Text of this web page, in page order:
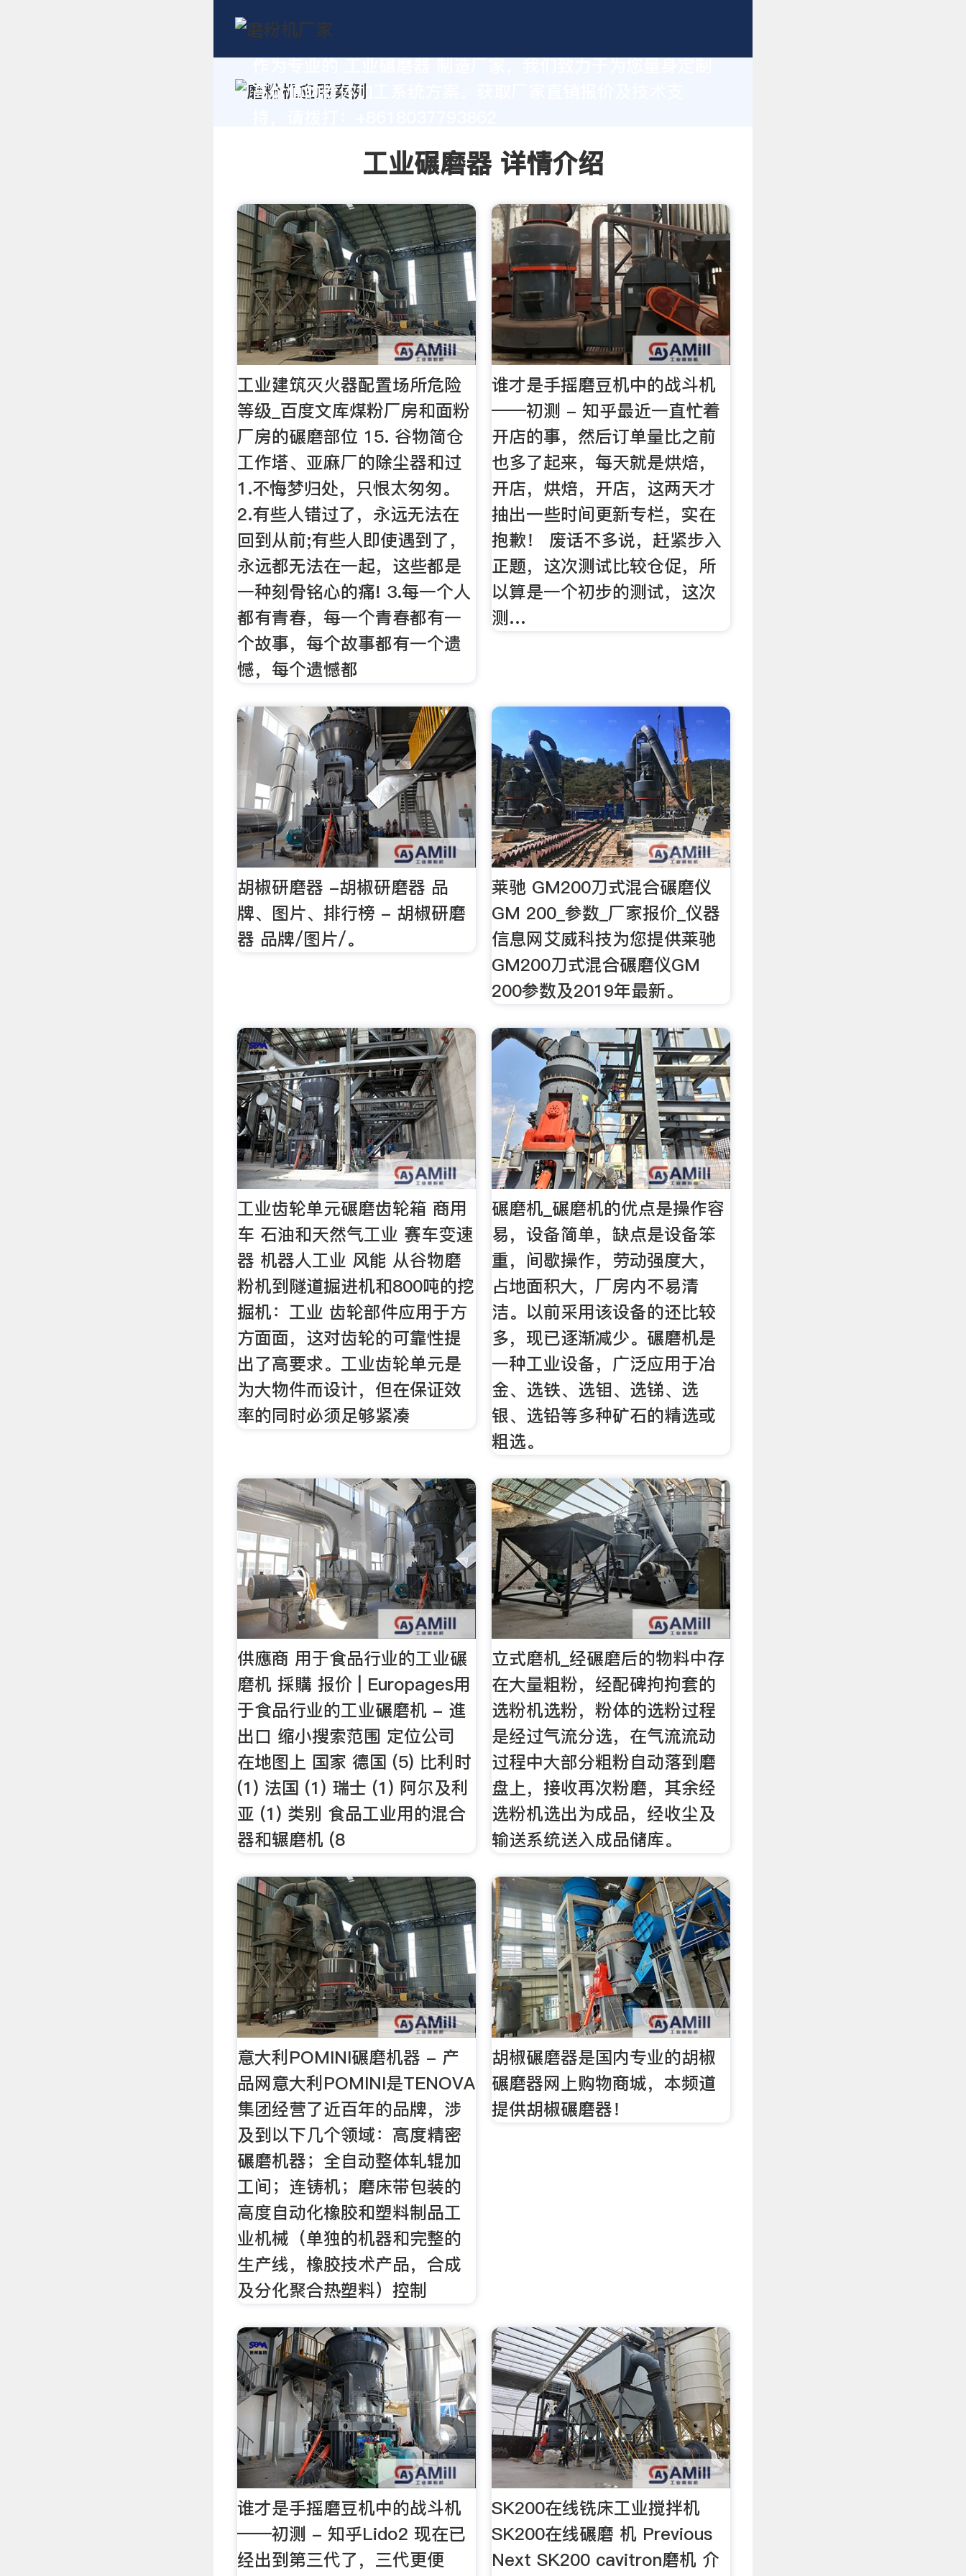
高价值的粉体加工系统方案。获取厂家直销报价及技术支
工业碾磨器 详情介绍
工业建筑灭火器配置场所危险
等级_百度文库煤粉厂房和面粉
厂房的碾磨部位 15. 谷物简仓
工作塔、亚麻厂的除尘器和过
1.不悔梦归处，只恨太匆匆。
2.有些人错过了，永远无法在
回到从前;有些人即使遇到了，
永远都无法在一起，这些都是
一种刻骨铭心的痛! 3.每一个人
都有青春，每一个青春都有一
个故事，每个故事都有一个遗
憾，每个遗憾都
谁才是手摇磨豆机中的战斗机
——初测 - 知乎最近一直忙着
开店的事，然后订单量比之前
也多了起来，每天就是烘焙，
开店，烘焙，开店，这两天才
抽出一些时间更新专栏，实在
抱歉！ 废话不多说，赶紧步入
正题，这次测试比较仓促，所
以算是一个初步的测试，这次
测…
胡椒研磨器 -胡椒研磨器 品
牌、图片、排行榜 - 胡椒研磨
器 品牌/图片/。
莱驰 GM200刀式混合碾磨仪
GM 200_参数_厂家报价_仪器
信息网艾威科技为您提供莱驰
GM200刀式混合碾磨仪GM
200参数及2019年最新。
工业齿轮单元碾磨齿轮箱 商用
车 石油和天然气工业 赛车变速
器 机器人工业 风能 从谷物磨
粉机到隧道掘进机和800吨的挖
掘机：工业 齿轮部件应用于方
方面面，这对齿轮的可靠性提
出了高要求。工业齿轮单元是
为大物件而设计，但在保证效
率的同时必须足够紧凑
碾磨机_碾磨机的优点是操作容
易，设备简单，缺点是设备笨
重，间歇操作，劳动强度大，
占地面积大，厂房内不易清
洁。以前采用该设备的还比较
多，现已逐渐减少。碾磨机是
一种工业设备，广泛应用于冶
金、选铁、选钼、选锑、选
银、选铅等多种矿石的精选或
粗选。
供應商 用于食品行业的工业碾
磨机 採購 报价 | Europages用
于食品行业的工业碾磨机 - 進
出口 缩小搜索范围 定位公司
在地图上 国家 德国 (5) 比利时
(1) 法国 (1) 瑞士 (1) 阿尔及利
亚 (1) 类别 食品工业用的混合
器和辗磨机 (8
立式磨机_经碾磨后的物料中存
在大量粗粉，经配碑拘拘套的
选粉机选粉，粉体的选粉过程
是经过气流分选，在气流流动
过程中大部分粗粉自动落到磨
盘上，接收再次粉磨，其余经
选粉机选出为成品，经收尘及
输送系统送入成品储库。
意大利POMINI碾磨机器 - 产
品网意大利POMINI是TENOVA
集团经营了近百年的品牌，涉
及到以下几个领域：高度精密
碾磨机器；全自动整体轧辊加
工间；连铸机；磨床带包装的
高度自动化橡胶和塑料制品工
业机械（单独的机器和完整的
生产线，橡胶技术产品，合成
及分化聚合热塑料）控制
胡椒碾磨器是国内专业的胡椒
碾磨器网上购物商城，本频道
提供胡椒碾磨器！
谁才是手摇磨豆机中的战斗机
——初测 - 知乎Lido2 现在已
经出到第三代了，三代更便
SK200在线铣床工业搅拌机
SK200在线碾磨 机 Previous
Next SK200 cavitron磨机 介